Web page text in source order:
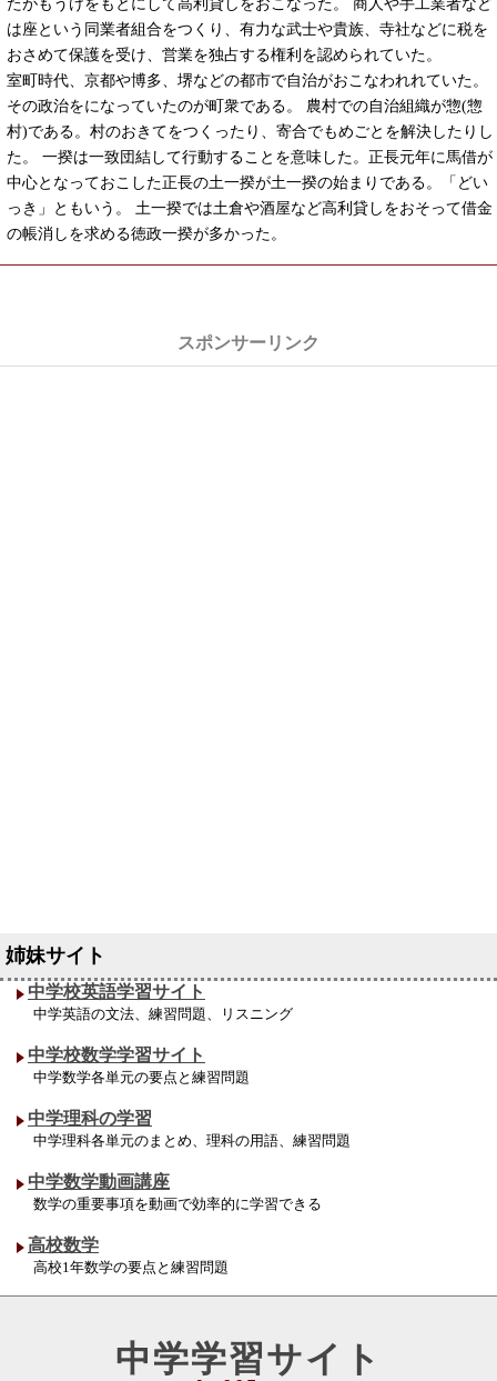
は座という同業者組合をつくり、有力な武士や貴族、寺社などに税を
おさめて保護を受け、営業を独占する権利を認められていた。
室町時代、京都や博多、堺などの都市で自治がおこなわれれていた。
その政治をになっていたのが町衆である。 農村での自治組織が惣(惣
村)である。村のおきてをつくったり、寄合でもめごとを解決したりし
た。 一揆は一致団結して行動することを意味した。正長元年に馬借が
中心となっておこした正長の土一揆が土一揆の始まりである。「どい
っき」ともいう。 土一揆では土倉や酒屋など高利貸しをおそって借金
の帳消しを求める徳政一揆が多かった。
中学校英語学習サイト
中学英語の文法、練習問題、リスニング
中学校数学学習サイト
中学数学各単元の要点と練習問題
中学理科の学習
中学理科各単元のまとめ、理科の用語、練習問題
中学数学動画講座
数学の重要事項を動画で効率的に学習できる
高校数学
高校1年数学の要点と練習問題
中学学習サイト